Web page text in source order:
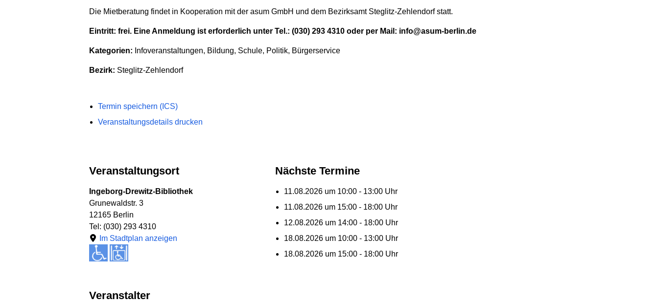
Die Mietberatung findet in Kooperation mit der asum GmbH und dem Bezirksamt Steglitz-Zehlendorf statt.
Eintritt: frei. Eine Anmeldung ist erforderlich unter Tel.: (030) 293 4310 oder per Mail: info@asum-berlin.de
Kategorien: Infoveranstaltungen, Bildung, Schule, Politik, Bürgerservice
Bezirk: Steglitz-Zehlendorf
Termin speichern (ICS)
Veranstaltungsdetails drucken
Veranstaltungsort
Ingeborg-Drewitz-Bibliothek
Grunewaldstr. 3
12165 Berlin
Tel: (030) 293 4310
Im Stadtplan anzeigen
Veranstalter
Nächste Termine
11.08.2026 um 10:00 - 13:00 Uhr
11.08.2026 um 15:00 - 18:00 Uhr
12.08.2026 um 14:00 - 18:00 Uhr
18.08.2026 um 10:00 - 13:00 Uhr
18.08.2026 um 15:00 - 18:00 Uhr